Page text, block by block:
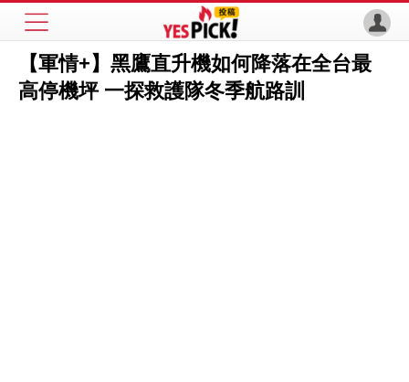
【軍情+】黑鷹直升機如何降落在全台最
高停機坪 一探救護隊冬季航路訓